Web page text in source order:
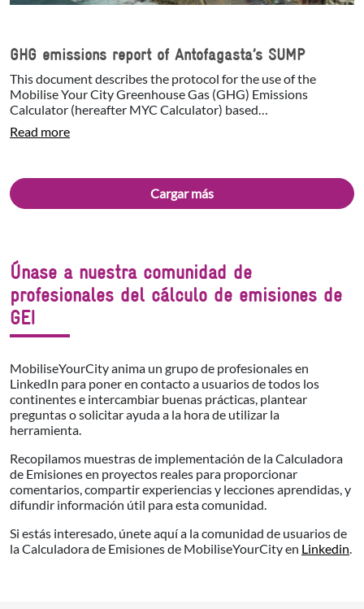
GHG emissions report of Antofagasta’s SUMP
This document describes the protocol for the use of the
Mobilise Your City Greenhouse Gas (GHG) Emissions
Calculator (hereafter MYC Calculator) based…
Read more
Cargar más
Únase a nuestra comunidad de
profesionales del cálculo de emisiones de
GEI
MobiliseYourCity anima un grupo de profesionales en
LinkedIn para poner en contacto a usuarios de todos los
continentes e intercambiar buenas prácticas, plantear
preguntas o solicitar ayuda a la hora de utilizar la
herramienta.
Recopilamos muestras de implementación de la Calculadora
de Emisiones en proyectos reales para proporcionar
comentarios, compartir experiencias y lecciones aprendidas, y
difundir información útil para esta comunidad.
Si estás interesado, únete aquí a la comunidad de usuarios de
la Calculadora de Emisiones de MobiliseYourCity en Linkedin.